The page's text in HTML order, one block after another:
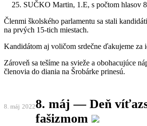
SUČKO Martin, 1.E, s počtom hlasov
Členmi školského parlamentu sa stali
na prvých 15-tich miestach.
Kandidátom aj voličom srdečne ďakujeme za
Zároveň sa tešíme na svieže a obohacujúce
členovia do diania na Šrobárke prinesú.
8. máj 20228. máj — Deň
fašizmom